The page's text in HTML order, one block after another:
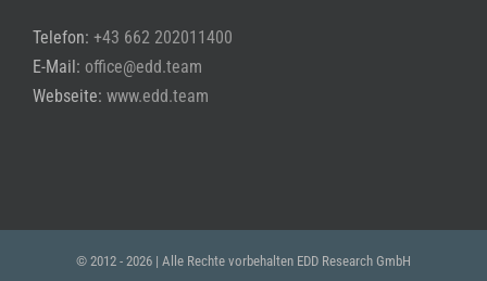
Telefon: +43 662 202011400
E-Mail: office@edd.team
Webseite: www.edd.team
© 2012 - 2026 | Alle Rechte vorbehalten EDD Research GmbH